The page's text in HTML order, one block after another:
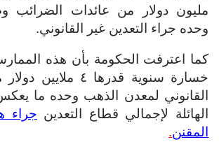
مليون دولار من عائدات الضرائب
وحده جراء التعدين غير القانوني.
كما اعترفت الحكومة بأن هذه
خسارة سنوية قدرها ٤
القانوني لمعدن الذهب وحده ما
الهائلة لإجمالي قطاع التعدين جراء
المقنن.